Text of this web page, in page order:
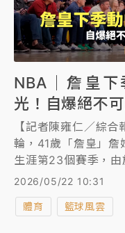
NBA｜詹皇
光！自爆絕不
【記者陳雍仁／綜
輪，41歲「詹皇」
生涯第23個賽季，由
向備受關注，詹姆斯
腦》分享自己的未來
點，還自爆絕不可能
2026/05/22 10:31
體育 籃球風雲